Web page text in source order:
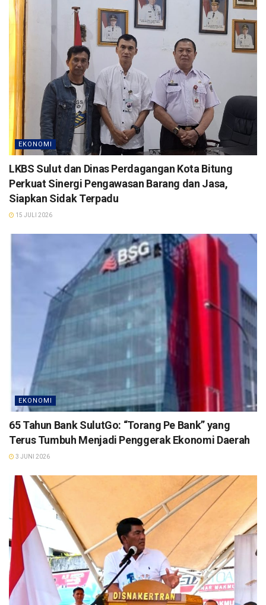
EKONOMI
LKBS Sulut dan Dinas Perdagangan Kota Bitung
Perkuat Sinergi Pengawasan Barang dan Jasa,
Siapkan Sidak Terpadu
15 JULI 2026
EKONOMI
65 Tahun Bank SulutGo: “Torang Pe Bank” yang
Terus Tumbuh Menjadi Penggerak Ekonomi Daerah
3 JUNI 2026